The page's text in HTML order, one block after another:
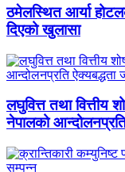
ठमेलस्थित आर्या
दिएको खुलासा
लघुवित्त तथा वित्तीय
नेपालको